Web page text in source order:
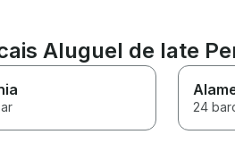
Aluguel de Iate
24